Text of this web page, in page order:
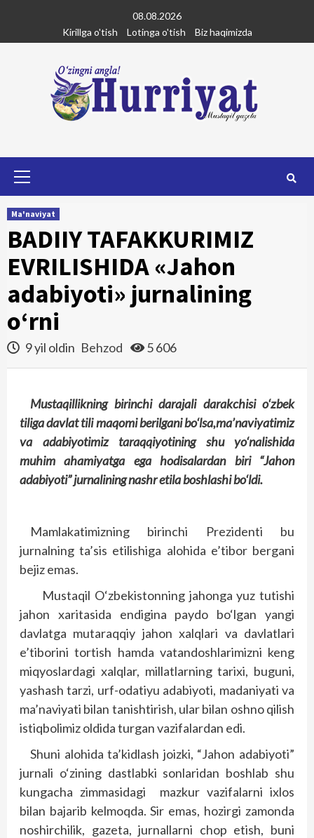
content
08.08.2026
Kirillga o'tish
Lotinga o'tish Biz haqimizda
Ma'naviyat
BADIIY TAFAKKURIMIZ
EVRILISHIDA «Jahon
adabiyoti» jurnalining
o‘rni
9 yil oldin Behzod 5 606
Mustaqillikning birinchi darajali darakchisi o‘zbek
tiliga davlat tili maqomi berilgani bo‘lsa,ma’naviyatimiz
va adabiyotimiz taraqqiyotining shu yo‘nalishida
muhim ahamiyatga ega hodisalardan biri “Jahon
adabiyoti” jurnalining nashr etila boshlashi bo‘ldi.
Mamlakatimizning birinchi Prezidenti bu
jurnalning ta’sis etilishiga alohida e’tibor bergani
bejiz emas.
Mustaqil O‘zbekistonning jahonga yuz tutishi
jahon xaritasida endigina paydo bo‘lgan yangi
davlatga mutaraqqiy jahon xalqlari va davlatlari
e’tiborini tortish hamda vatandoshlarimizni keng
miqyoslardagi xalqlar, millatlarning tarixi, buguni,
yashash tarzi, urf-odatiyu adabiyoti, madaniyati va
ma’naviyati bilan tanishtirish, ular bilan oshno qilish
istiqbolimiz oldida turgan vazifalardan edi.
Shuni alohida ta’kidlash joizki, “Jahon adabiyoti”
jurnali o‘zining dastlabki sonlaridan boshlab shu
kungacha zimmasidagi mazkur vazifalarni ixlos
bilan bajarib kelmoqda. Sir emas, hozirgi zamonda
noshirchilik, gazeta, jurnallarni chop etish, buni